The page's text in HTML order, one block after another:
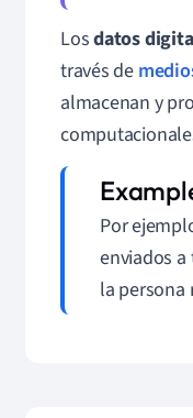
Losdatos
través de
almacenan y
Por
enviados
la persona